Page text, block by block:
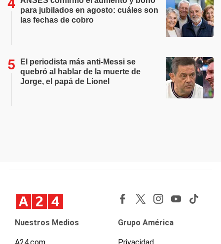
para jubilados en agosto: cuáles son
las fechas de cobro
El periodista más anti-Messi se
quebró al hablar de la muerte de
Jorge, el papá de Lionel
Nuestros Medios Grupo América